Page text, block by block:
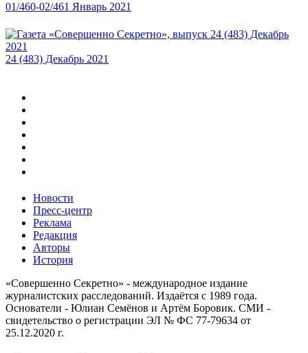
01/460-02/461 Январь 2021
24 (483) Декабрь 2021
Новости
Пресс-центр
Реклама
Редакция
Авторы
История
«Совершенно Секретно» - международное издание
журналистских расследований. Издаётся с 1989 года.
Основатели - Юлиан Семёнов и Артём Боровик. CМИ -
свидетельство о регистрации ЭЛ № ФС 77-79634 от
25.12.2020 г.